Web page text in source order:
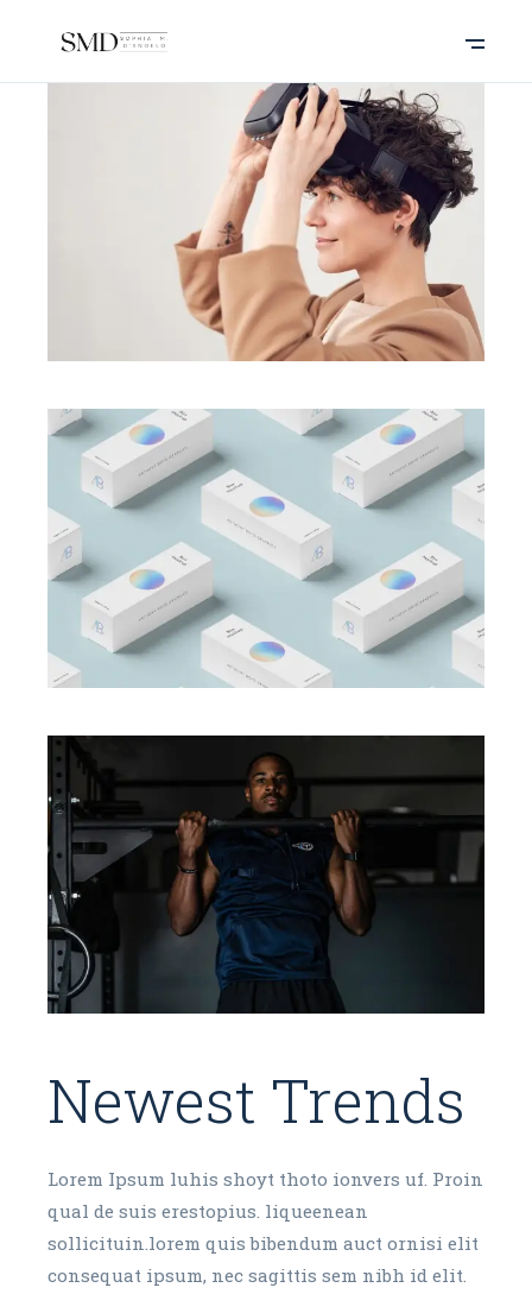
Newest Trends
Lorem Ipsum luhis shoyt thoto ionvers uf. Proin
qual de suis erestopius. liqueenean
sollicituin.lorem quis bibendum auct ornisi elit
consequat ipsum, nec sagittis sem nibh id elit.